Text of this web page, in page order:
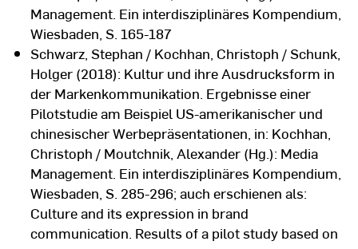
Management. Ein interdisziplinäres Kompendium,
Wiesbaden, S. 165-187
Schwarz, Stephan / Kochhan, Christoph / Schunk,
Holger (2018): Kultur und ihre Ausdrucksform in
der Markenkommunikation. Ergebnisse einer
Pilotstudie am Beispiel US-amerikanischer und
chinesischer Werbepräsentationen, in: Kochhan,
Christoph / Moutchnik, Alexander (Hg.): Media
Management. Ein interdisziplinäres Kompendium,
Wiesbaden, S. 285-296; auch erschienen als:
Culture and its expression in brand
communication. Results of a pilot study based on